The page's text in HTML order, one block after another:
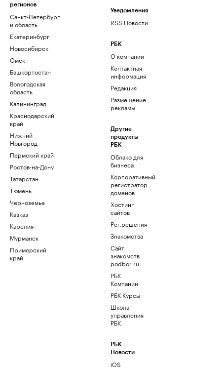
регионов
Санкт-Петербург
и область
Екатеринбург
Новосибирск
Омск
Башкортостан
Вологодская
область
Калининград
Краснодарский
край
Нижний
Новгород
Пермский край
Ростов-на-Дону
Татарстан
Тюмень
Черноземье
Кавказ
Карелия
Мурманск
Приморский
край
Уведомления
RSS Новости
РБК
О компании
Контактная
информация
Редакция
Размещение
рекламы
Другие
продукты
РБК
Облако для
бизнеса
Корпоративный
регистратор
доменов
Хостинг
сайтов
Рег.решения
Знакомства
Сайт
знакомств
podbor.ru
РБК
Компании
РБК Курсы
Школа
управления
РБК
РБК
Новости
iOS